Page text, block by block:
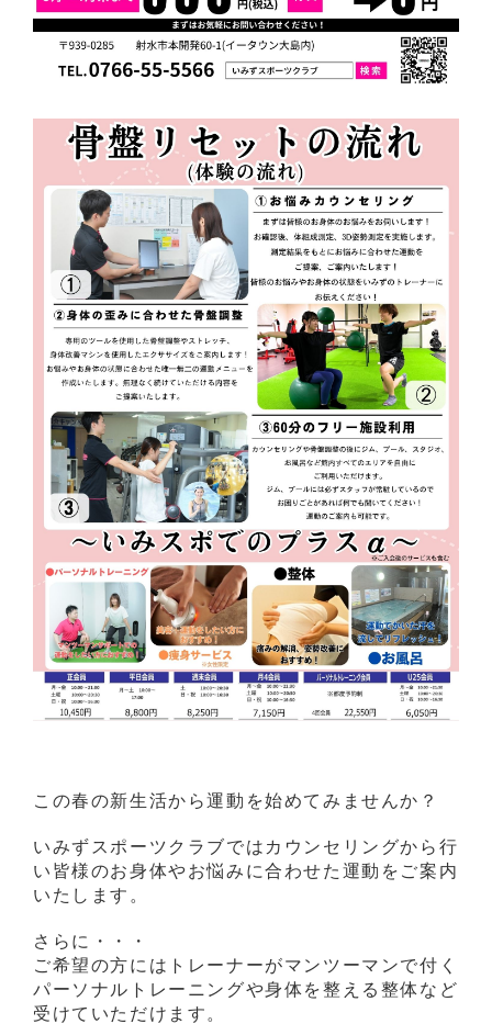
この春の新生活から運動を始めてみませんか？
いみずスポーツクラブではカウンセリングから行
い皆様のお身体やお悩みに合わせた運動をご案内
いたします。
さらに・・・
ご希望の方にはトレーナーがマンツーマンで付く
パーソナルトレーニングや身体を整える整体など
受けていただけます。